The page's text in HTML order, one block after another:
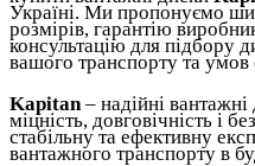
Україні. Ми пропонуємо
розмірів, гарантію
консультацію для підбору
вашого транспорту та умов
Kapitan – надійні
міцність, довговічність і
стабільну та ефективну
вантажного транспорту в